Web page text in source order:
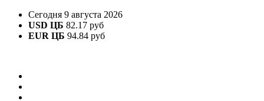
Сегодня 9 августа 2026
USD ЦБ 82.17 руб
EUR ЦБ 94.84 руб